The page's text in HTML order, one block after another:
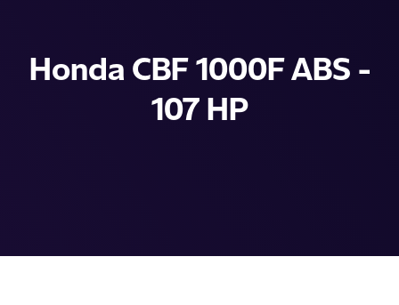
Honda CBF 1000F ABS -
107 HP